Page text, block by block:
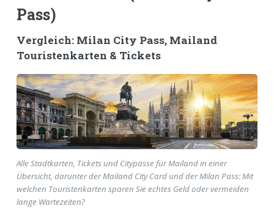
Pass)
Vergleich: Milan City Pass, Mailand
Touristenkarten & Tickets
Alle Stadtkarten, Tickets und Citypässe für Mailand in einer
Übersicht, darunter der Mailand City Card und der Milan Pass: Mit
welchen Touristenkarten sparen Sie echtes Geld oder vermeiden
lange Wartezeiten?